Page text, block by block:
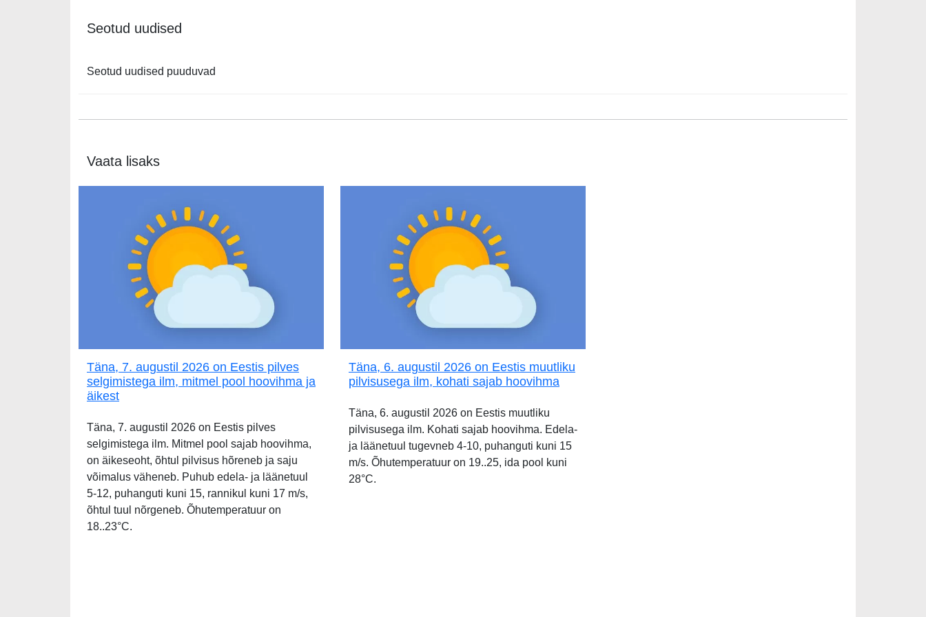
Seotud uudised
Seotud uudised puuduvad
Vaata lisaks
Täna, 7. augustil 2026 on Eestis pilves
selgimistega ilm, mitmel pool hoovihma ja
äikest
Täna, 7. augustil 2026 on Eestis pilves
selgimistega ilm. Mitmel pool sajab hoovihma,
on äikeseoht, õhtul pilvisus hõreneb ja saju
võimalus väheneb. Puhub edela- ja läänetuul
5-12, puhanguti kuni 15, rannikul kuni 17 m/s,
õhtul tuul nõrgeneb. Õhutemperatuur on
18..23°C.
Täna, 6. augustil 2026 on Eestis muutliku
pilvisusega ilm, kohati sajab hoovihma
Täna, 6. augustil 2026 on Eestis muutliku
pilvisusega ilm. Kohati sajab hoovihma. Edela-
ja läänetuul tugevneb 4-10, puhanguti kuni 15
m/s. Õhutemperatuur on 19..25, ida pool kuni
28°C.